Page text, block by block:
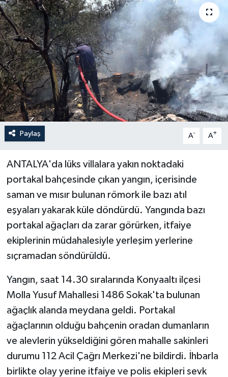
Paylaş A- A+
ANTALYA'da lüks villalara yakın noktadaki
portakal bahçesinde çıkan yangın, içerisinde
saman ve mısır bulunan römork ile bazı atıl
eşyaları yakarak küle döndürdü. Yangında bazı
portakal ağaçları da zarar görürken, itfaiye
ekiplerinin müdahalesiyle yerleşim yerlerine
sıçramadan söndürüldü.
Yangın, saat 14.30 sıralarında Konyaaltı ilçesi
Molla Yusuf Mahallesi 1486 Sokak'ta bulunan
ağaçlık alanda meydana geldi. Portakal
ağaçlarının olduğu bahçenin oradan dumanların
ve alevlerin yükseldiğini gören mahalle sakinleri
durumu 112 Acil Çağrı Merkezi'ne bildirdi. İhbarla
birlikte olay yerine itfaiye ve polis ekipleri sevk
Haber Kuşakları
Haberler
KANALV Spor
Kültür Sanat
Magazin
Siyaset
Sosyal medya
Teknoloji
Televizyon
Turizm
Yaşam